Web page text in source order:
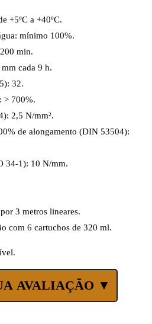
+5ºC a +40ºC.
mínimo 100%.
min.
cada 9 h.
32.
> 700%.
2,5 N/mm².
de alongamento (DIN 53504):
34-1): 10 N/mm.
3 metros lineares.
com 6 cartuchos de 320 ml.
AVALIAÇÃO ▼